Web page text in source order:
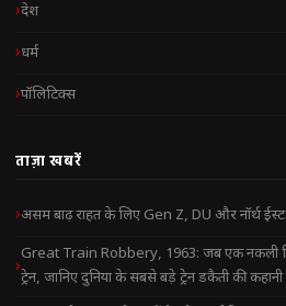
देश
धर्म
पॉलिटिक्स
ताज़ा खबरें
असम बाढ़ राहत के लिए Gen Z, DU और नॉर्थ ईस्ट
Great Train Robbery, 1963: जब एक नकली
ट्रेन, जानिए दुनिया के सबसे बड़े ट्रेन डकैती की कहानी